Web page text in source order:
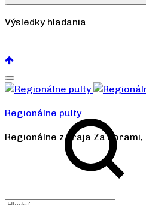
Výsledky hladania
Regionálne pulty
Regionálne z kraja Za horami,